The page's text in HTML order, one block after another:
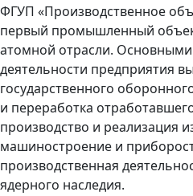
ФГУП «Производственное
первый промышленный
атомной отрасли.
деятельности предприятия
государственного
и переработка
производство и реализация
машиностроение и
производственная
ядерного наследия.